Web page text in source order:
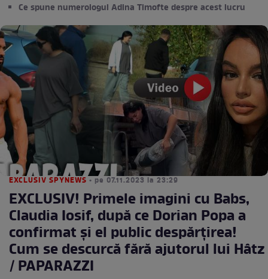
Ce spune numerologul Adina Timofte despre acest lucru
EXCLUSIV SPYNEWS • pe 07.11.2023 la 23:29
EXCLUSIV! Primele imagini cu Babs,
Claudia Iosif, după ce Dorian Popa a
confirmat și el public despărțirea!
Cum se descurcă fără ajutorul lui Hâtz
/ PAPARAZZI